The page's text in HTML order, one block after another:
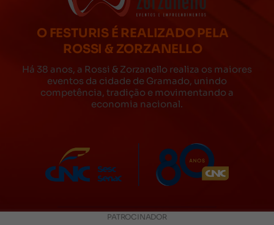
O FESTURIS É REALIZADO PELA
ROSSI & ZORZANELLO
Há 38 anos, a Rossi & Zorzanello realiza os maiores
eventos da cidade de Gramado, unindo
competência, tradição e movimentando a
economia nacional.
PATROCINADOR